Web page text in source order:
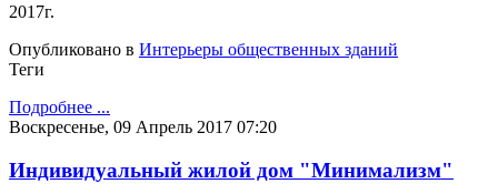
2017г.
Опубликовано в Интерьеры общественных зданий
Теги
Подробнее ...
Воскресенье, 09 Апрель 2017 07:20
Индивидуальный жилой дом "Минимализм"